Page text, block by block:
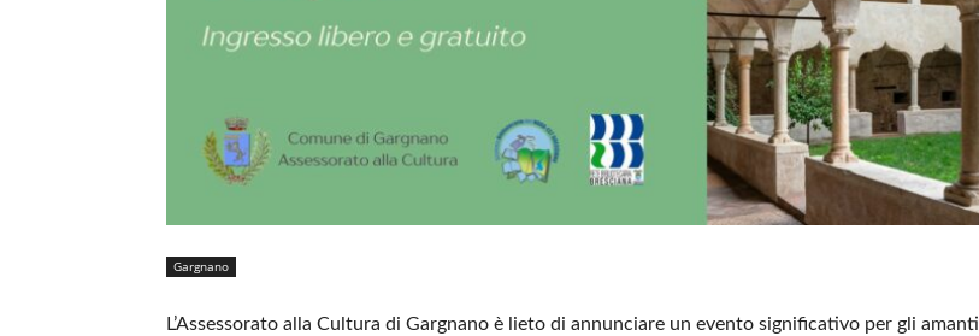
Gargnano
L’Assessorato alla Cultura di Gargnano è lieto di annunciare un evento significativo per gli amanti